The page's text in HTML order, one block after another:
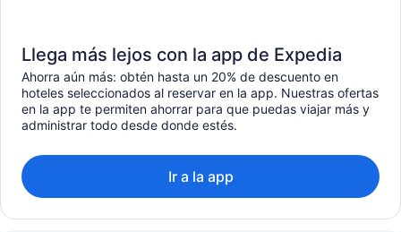
Llega más lejos con la app de Expedia
Ahorra aún más: obtén hasta un 20% de descuento en
hoteles seleccionados al reservar en la app. Nuestras ofertas
en la app te permiten ahorrar para que puedas viajar más y
administrar todo desde donde estés.
Ir a la app